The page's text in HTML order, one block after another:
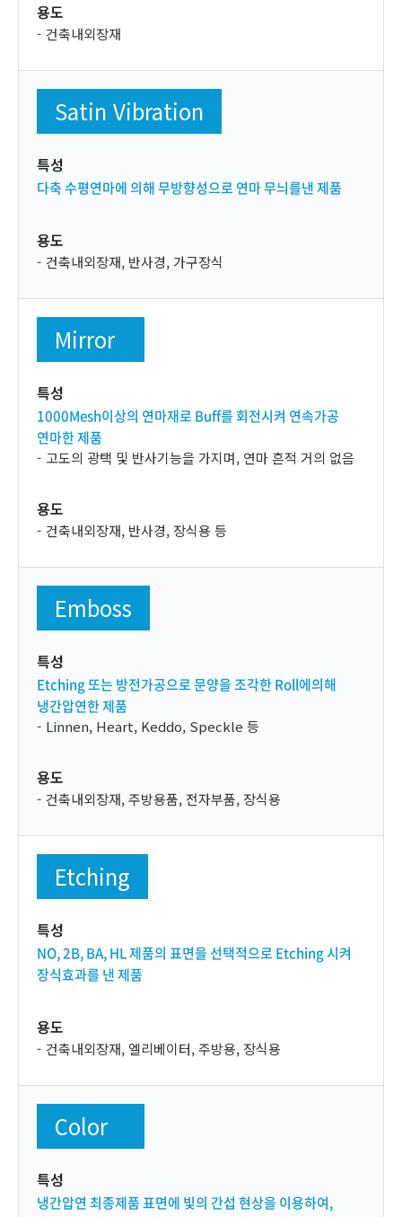
용도
건축내외장재
Satin Vibration
특성
다축 수평연마에 의해 무방향성으로 연마 무늬를낸 제품
용도
건축내외장재, 반사경, 가구장식
Mirror
특성
1000Mesh이상의 연마재로 Buff를 회전시켜 연속가공
연마한 제품
고도의 광택 및 반사기능을 가지며, 연마 흔적 거의 없음
용도
건축내외장재, 반사경, 장식용 등
Emboss
특성
Etching 또는 방전가공으로 문양을 조각한 Roll에의해
냉간압연한 제품
Linnen, Heart, Keddo, Speckle 등
용도
건축내외장재, 주방용품, 전자부품, 장식용
Etching
특성
NO, 2B, BA, HL 제품의 표면을 선택적으로 Etching 시켜
장식효과를 낸 제품
용도
건축내외장재, 엘리베이터, 주방용, 장식용
Color
특성
냉간압연 최종제품 표면에 빛의 간섭 현상을 이용하여,